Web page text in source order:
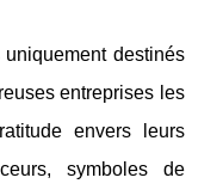
destinés
entreprises les
envers leurs
symboles de